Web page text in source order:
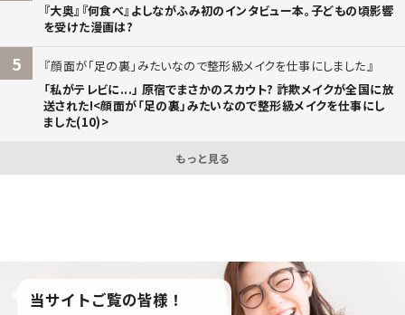
『大奥』『何食べ』よしながふみ初のインタビュー本。子どもの頃影響
を受けた漫画は?
5
顔面が「足の裏」みたいなので整形級メイクを仕事にしました
「私がテレビに...」 原宿でまさかのスカウト? 詐欺メイクが全国に放
送された!<顔面が「足の裏」みたいなので整形級メイクを仕事にし
ました(10)>
もっと見る
当サイトご覧の皆様！